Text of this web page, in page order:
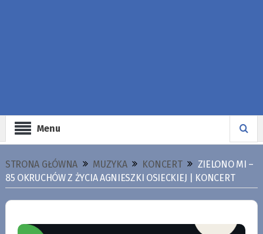
Menu
STRONA GŁÓWNA MUZYKA KONCERT
ZIELONO MI –
85 OKRUCHÓW Z ŻYCIA AGNIESZKI OSIECKIEJ | KONCERT